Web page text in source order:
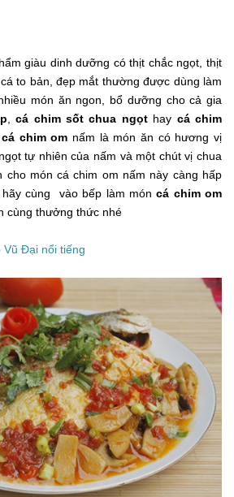
giàu dinh dưỡng có thịt chắc ngọt, thịt
to bản, đẹp mắt thường được dùng làm
món ăn ngon, bổ dưỡng cho cả gia
cá chim sốt chua ngọthay cá chim
cá chim om nấm là món ăn có hương vị
tự nhiên của nấm và một chút vị chua
cho món cá chim om nấm này càng hấp
hãy cùng vào bếp làm móncá chim om
cùng thưởng thức nhé
Vũ Đại nổi tiếng